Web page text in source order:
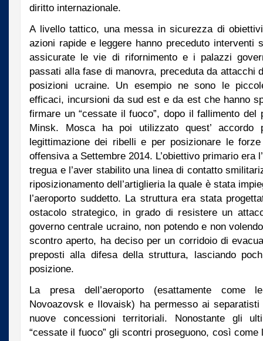
diritto internazionale.
A livello tattico, una messa in sicurezza di
azioni rapide e leggere hanno preceduto interventi
assicurate le vie di rifornimento e i palazzi
passati alla fase di manovra, preceduta da attacchi
posizioni ucraine. Un esempio ne sono le
efficaci, incursioni da sud est e da est che hanno
firmare un “cessate il fuoco”, dopo il fallimento del
Minsk. Mosca ha poi utilizzato quest’ accordo
legittimazione dei ribelli e per posizionare le
offensiva a Settembre 2014. L’obiettivo primario era
tregua e l’aver stabilito una linea di contatto
riposizionamento dell’artiglieria la quale è stata
l’aeroporto suddetto. La struttura era stata
ostacolo strategico, in grado di resistere un
governo centrale ucraino, non potendo e non
scontro aperto, ha deciso per un corridoio di
preposti alla difesa della struttura, lasciando
posizione.
La presa dell’aeroporto (esattamente come
Novoazovsk e Ilovaisk) ha permesso ai
nuove concessioni territoriali. Nonostante gli
“cessate il fuoco” gli scontri proseguono, così